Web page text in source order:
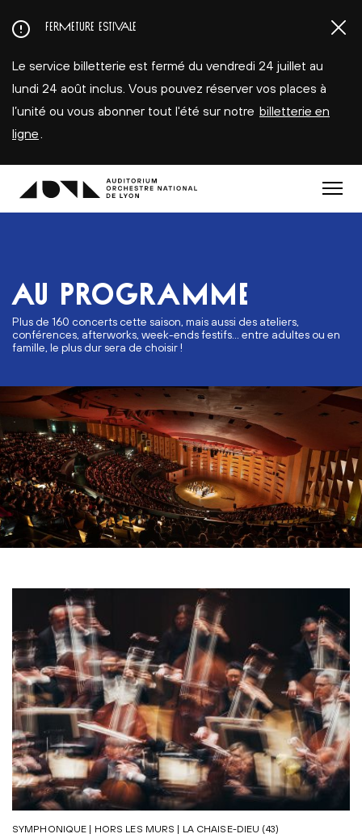
au
principal
FERMETURE ESTIVALE
Le service billetterie est fermé du vendredi 24 juillet au
lundi 24 août inclus. Vous pouvez réserver vos places à
l’unité ou vous abonner tout l'été sur notre billetterie en
ligne
Menu
AU PROGRAMME
Plus de 160 concerts cette saison, mais aussi des ateliers,
conférences, afterworks, week-ends festifs... entre adultes ou en
famille, le plus dur sera de choisir !
SYMPHONIQUE | HORS LES MURS | LA CHAISE-DIEU (43)